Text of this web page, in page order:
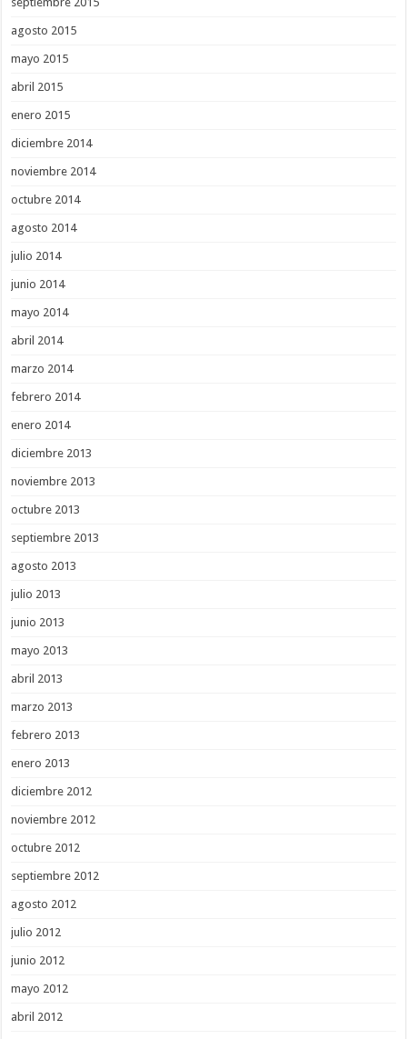
agosto 2015
mayo 2015
abril 2015
enero 2015
diciembre 2014
noviembre 2014
octubre 2014
agosto 2014
julio 2014
junio 2014
mayo 2014
abril 2014
marzo 2014
febrero 2014
enero 2014
diciembre 2013
noviembre 2013
octubre 2013
septiembre 2013
agosto 2013
julio 2013
junio 2013
mayo 2013
abril 2013
marzo 2013
febrero 2013
enero 2013
diciembre 2012
noviembre 2012
octubre 2012
septiembre 2012
agosto 2012
julio 2012
junio 2012
mayo 2012
abril 2012